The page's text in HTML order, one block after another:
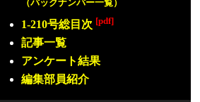
（バックナンバー一覧）
1-210号総目次 [pdf]
記事一覧
アンケート結果
編集部員紹介